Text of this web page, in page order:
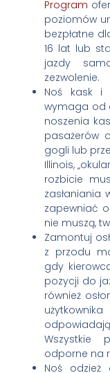
Program
poziomów
bezpłatne
16 lat lub
jazdy
zezwolenie.
Noś kask i
wymaga od
noszenia
pasażerów
gogli lub
Illinois,
rozbicie
zasłaniania
zapewniać
nie muszą,
Zamontuj
z przodu
gdy
pozycji do
również
Wszystkie
odporne na
Noś